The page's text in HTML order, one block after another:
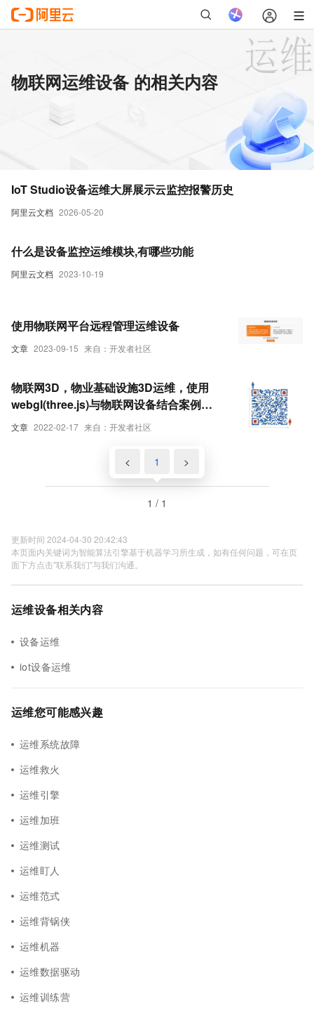
物联网运维设备 的相关内容
阿里云文档 2026-05-20
IoT Studio设备运维大屏展示云监控报警历史
阿里云文档 2023-10-19
什么是设备监控运维模块,有哪些功能
文章 2023-09-15 来自：开发者社区
使用物联网平台远程管理运维设备
文章 2022-02-17 来自：开发者社区
物联网3D，物业基础设施3D运维，使用
webgl(three.js)与物联网设备结合案例。
搭建智慧楼宇，智慧园区，3D园区、3D物
< 1 >
1 / 1
更新时间 2024-04-30 20:42:43
本页面内关键词为智能算法引擎基于机器学习所生成，如有任何问题，可在页
面下方点击"联系我们"与我们沟通。
运维设备相关内容
设备运维
iot设备运维
运维您可能感兴趣
运维系统故障
运维救火
运维引擎
运维加班
运维测试
运维盯人
运维范式
运维背锅侠
运维机器
运维数据驱动
运维训练营